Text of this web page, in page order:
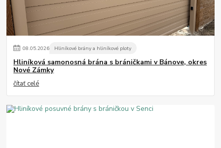
08.05.2026 Hliníkové brány a hliníkové ploty
Hliníková samonosná brána s bráničkami v Bánove, okres
Nové Zámky
čítať celé